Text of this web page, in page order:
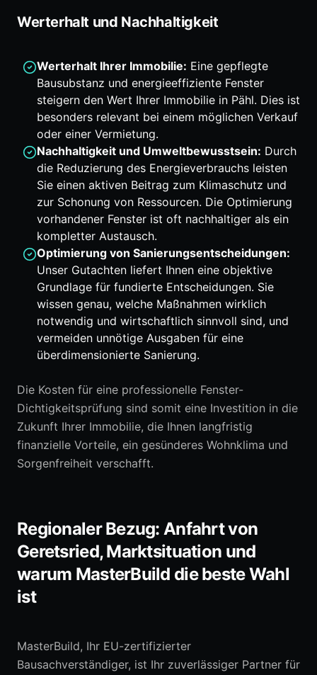
Werterhalt und Nachhaltigkeit
Werterhalt Ihrer Immobilie: Eine gepflegte
Bausubstanz und energieeffiziente Fenster
steigern den Wert Ihrer Immobilie in Pähl. Dies ist
besonders relevant bei einem möglichen Verkauf
oder einer Vermietung.
Nachhaltigkeit und Umweltbewusstsein: Durch
die Reduzierung des Energieverbrauchs leisten
Sie einen aktiven Beitrag zum Klimaschutz und
zur Schonung von Ressourcen. Die Optimierung
vorhandener Fenster ist oft nachhaltiger als ein
kompletter Austausch.
Optimierung von Sanierungsentscheidungen:
Unser Gutachten liefert Ihnen eine objektive
Grundlage für fundierte Entscheidungen. Sie
wissen genau, welche Maßnahmen wirklich
notwendig und wirtschaftlich sinnvoll sind, und
vermeiden unnötige Ausgaben für eine
überdimensionierte Sanierung.
Die Kosten für eine professionelle Fenster-
Dichtigkeitsprüfung sind somit eine Investition in die
Zukunft Ihrer Immobilie, die Ihnen langfristig
finanzielle Vorteile, ein gesünderes Wohnklima und
Sorgenfreiheit verschafft.
Regionaler Bezug: Anfahrt von
Geretsried, Marktsituation und
warum MasterBuild die beste Wahl
ist
MasterBuild, Ihr EU-zertifizierter
Bausachverständiger, ist Ihr zuverlässiger Partner für